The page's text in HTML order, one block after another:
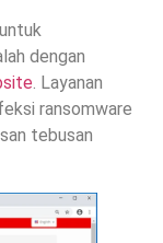
dengan
. Layanan
ransomware
tebusan